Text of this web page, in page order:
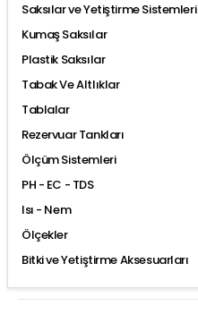
Saksılar ve Yetiştirme Sistemleri
Kumaş Saksılar
Plastik Saksılar
Tabak Ve Altlıklar
Tablalar
Rezervuar Tankları
Ölçüm Sistemleri
PH - EC - TDS
Isı - Nem
Ölçekler
Bitki ve Yetiştirme Aksesuarları